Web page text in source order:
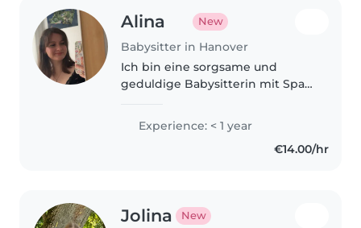
Alina New
Babysitter in Hanover
Ich bin eine sorgsame und
geduldige Babysitterin mit Spaß
kreativen Aktivitäten. Ich gehe
gerne zu euch nach Hause und
Experience: < 1 year
€14.00/hr
Jolina New